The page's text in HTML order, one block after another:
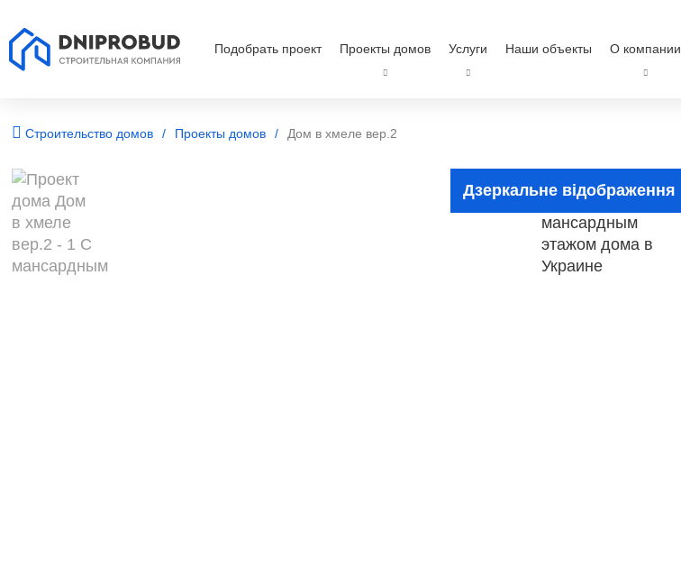
Подобрать проект Проекты домов Услуги Наши объекты О компании
Строительство домов Проекты домов Дом в хмеле вер.2
Дзеркальне відображення